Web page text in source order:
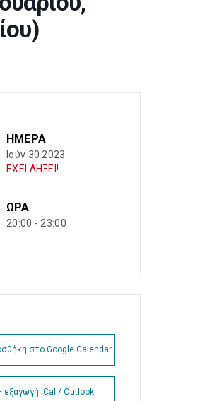
ΗΜΈΡΑ
Ιούν 30 2023
ΕΧΕΙ ΛΗΞΕΙ!
ΏΡΑ
20:00 - 23:00
στο Google Calendar
εξαγωγή iCal / Outlook